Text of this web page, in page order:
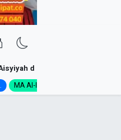
dan NA
MA Al-Ishlah Gelar...